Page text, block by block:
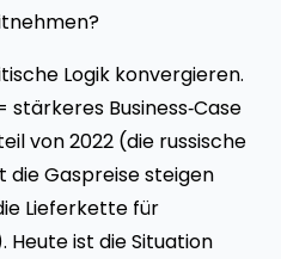
Logik konvergieren.
stärkeres Business‑Case
von 2022 (die russische
die Gaspreise steigen
Lieferkette für
Heute ist die Situation